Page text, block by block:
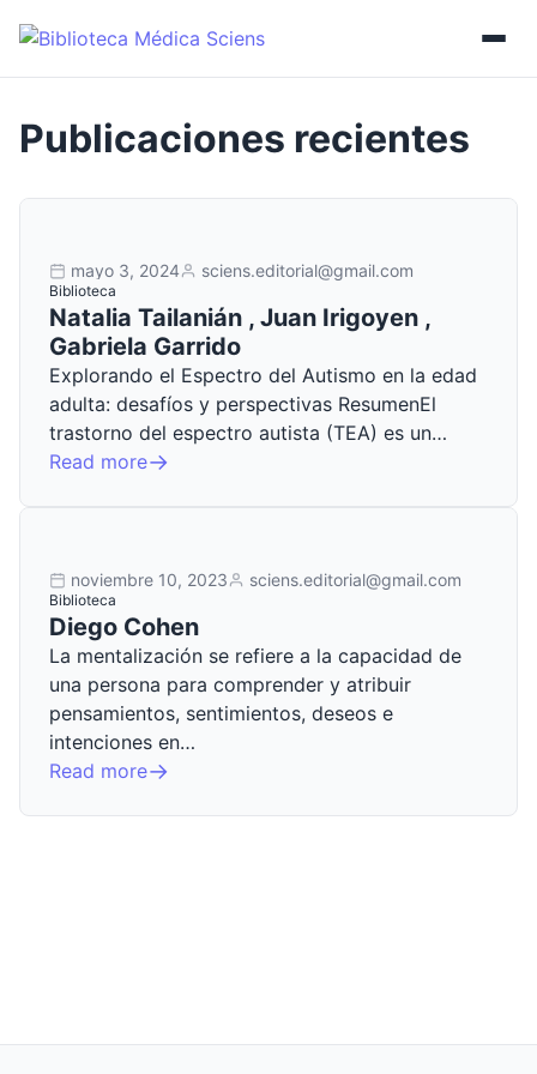
mayo 3, 2024 sciens.editorial@gmail.com
Biblioteca
Natalia Tailanián , Juan Irigoyen ,
Gabriela Garrido
Explorando el Espectro del Autismo en la edad
adulta: desafíos y perspectivas ResumenEl
trastorno del espectro autista (TEA) es un…
Read more
noviembre 10, 2023 sciens.editorial@gmail.com
Biblioteca
Diego Cohen
La mentalización se refiere a la capacidad de
una persona para comprender y atribuir
pensamientos, sentimientos, deseos e
intenciones en…
Read more